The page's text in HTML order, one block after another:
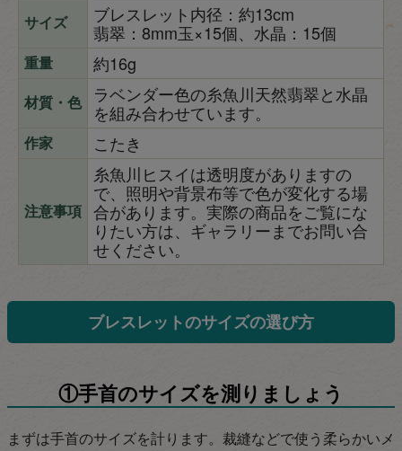
サイズ
ブレスレット内径：約13cm
翡翠：8mm玉×15個、水晶：15個
重量 約16g
材質・色
ラベンダー色の糸魚川天然翡翠と水晶
を組み合わせています。
作家 こたき
注意事項
糸魚川ヒスイは透明度がありますの
で、照明や背景布等で色が変化する場
合があります。実際の商品をご覧にな
りたい方は、ギャラリーまでお問い合
せください。
ブレスレットのサイズの選び方
①手首のサイズを測りましょう
まずは手首のサイズを計ります。裁縫などで使う柔らかいメ